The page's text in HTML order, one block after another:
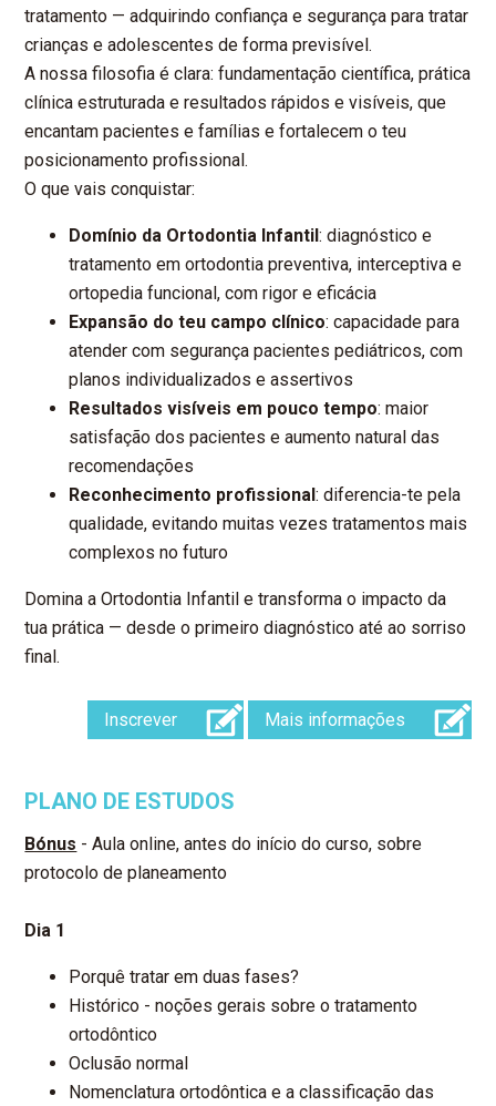
tratamento — adquirindo confiança e segurança para tratar
crianças e adolescentes de forma previsível.
A nossa filosofia é clara: fundamentação científica, prática
clínica estruturada e resultados rápidos e visíveis, que
encantam pacientes e famílias e fortalecem o teu
posicionamento profissional.
O que vais conquistar:
Domínio da Ortodontia Infantil: diagnóstico e
tratamento em ortodontia preventiva, interceptiva e
ortopedia funcional, com rigor e eficácia
Expansão do teu campo clínico: capacidade para
atender com segurança pacientes pediátricos, com
planos individualizados e assertivos
Resultados visíveis em pouco tempo: maior
satisfação dos pacientes e aumento natural das
recomendações
Reconhecimento profissional: diferencia-te pela
qualidade, evitando muitas vezes tratamentos mais
complexos no futuro
Domina a Ortodontia Infantil e transforma o impacto da
tua prática — desde o primeiro diagnóstico até ao sorriso
final.
Inscrever Mais informações
PLANO DE ESTUDOS
Bónus - Aula online, antes do início do curso, sobre
protocolo de planeamento
Dia 1
Porquê tratar em duas fases?
Histórico - noções gerais sobre o tratamento
ortodôntico
Oclusão normal
Nomenclatura ortodôntica e a classificação das